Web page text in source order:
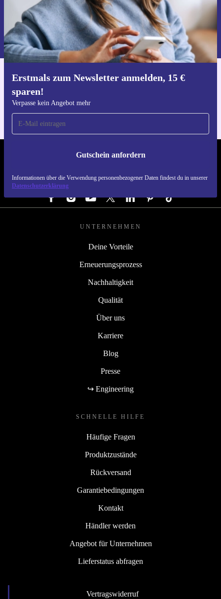
Erstmals zum Newsletter anmelden, 15 €
sparen!
Verpasse kein Angebot mehr
Gutschein anfordern
Informationen über die Verwendung personenbezogener Daten findest du in unserer
Datenschutzerklärung
Gutschein anfordern
Informationen über die Verwendung personenbezogener Daten findest
du in unserer
Datenschutzerklärung.
Hol dir die refurbed-App
REFURBED DEUTSCHLAND - RETHINK NEW.
FOLGE UNS
UNTERNEHMEN
Deine Vorteile
Erneuerungsprozess
Nachhaltigkeit
Qualität
Über uns
Karriere
Blog
Presse
↪ Engineering
SCHNELLE HILFE
Häufige Fragen
Produktzustände
Rückversand
Garantiebedingungen
Kontakt
Händler werden
Angebot für Unternehmen
Lieferstatus abfragen
Vertragswiderruf